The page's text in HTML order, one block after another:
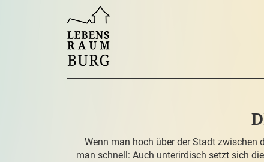
Wenn man hoch über der Stadt zwischen
man schnell: Auch unterirdisch setzt sich